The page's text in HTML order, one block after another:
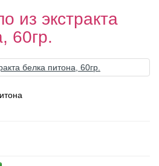
из экстракта
60гр.